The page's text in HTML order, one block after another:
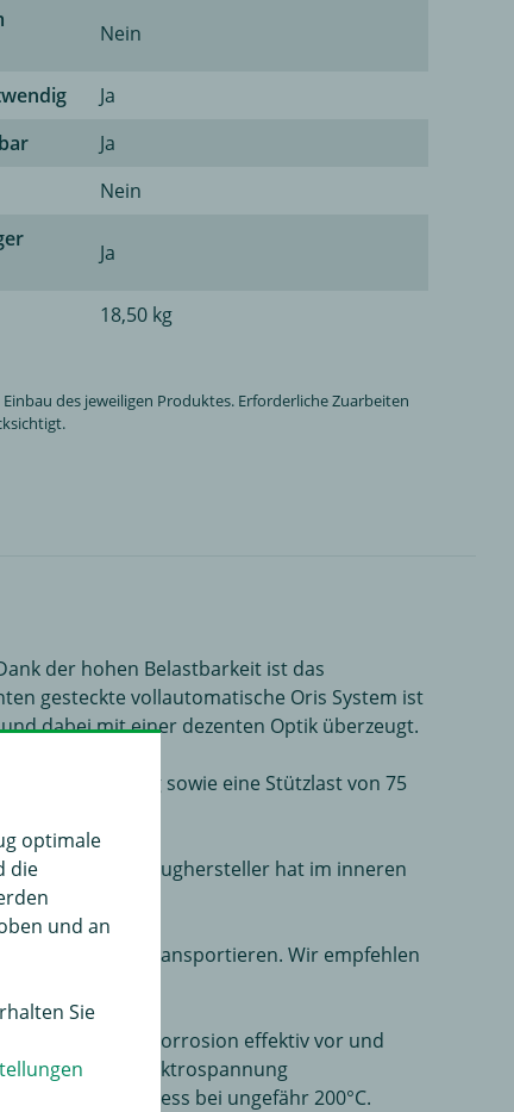
Nein
Ja
Ja
Nein
Ja
18,50 kg
des jeweiligen Produktes. Erforderliche Zuarbeiten
der hohen Belastbarkeit ist das
gesteckte vollautomatische Oris System ist
dabei mit einer dezenten Optik überzeugt.
1500 kg sowie eine Stützlast von 75
Der Fahrzeughersteller hat im inneren
zu transportieren. Wir empfehlen
ist.
beugt Korrosion effektiv vor und
unter Elektrospannung
ein Brennprozess bei ungefähr 200°C.
optimale
die
und an
Sie